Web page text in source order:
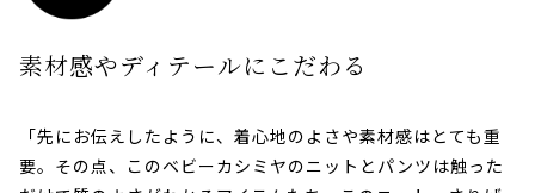
素材感やディテールにこだわる
「先にお伝えしたように、着心地のよさや素材感はとても重
要。その点、このベビーカシミヤのニットとパンツは触った